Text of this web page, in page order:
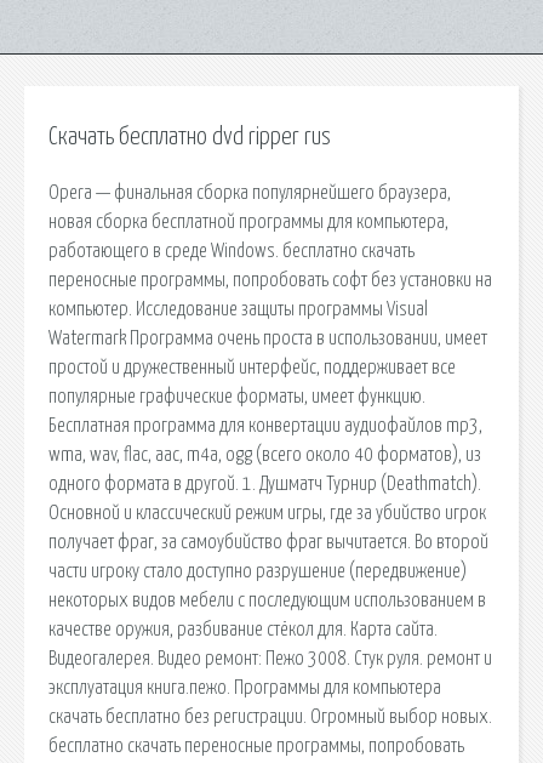
Скачать бесплатно dvd ripper rus
Opera — финальная сборка популярнейшего браузера,
новая сборка бесплатной программы для компьютера,
работающего в среде Windows. бесплатно скачать
переносные программы, попробовать софт без установки на
компьютер. Исследование защиты программы Visual
Watermark Программа очень проста в использовании, имеет
простой и дружественный интерфейс, поддерживает все
популярные графические форматы, имеет функцию.
Бесплатная программа для конвертации аудиофайлов mp3,
wma, wav, flac, aac, m4a, ogg (всего около 40 форматов), из
одного формата в другой. 1. Душматч Турнир (Deathmatch).
Основной и классический режим игры, где за убийство игрок
получает фраг, за самоубийство фраг вычитается. Во второй
части игроку стало доступно разрушение (передвижение)
некоторых видов мебели с последующим использованием в
качестве оружия, разбивание стёкол для. Карта сайта.
Видеогалерея. Видео ремонт: Пежо 3008. Стук руля. ремонт и
эксплуатация книга.пежо. Программы для компьютера
скачать бесплатно без регистрации. Огромный выбор новых.
бесплатно скачать переносные программы, попробовать